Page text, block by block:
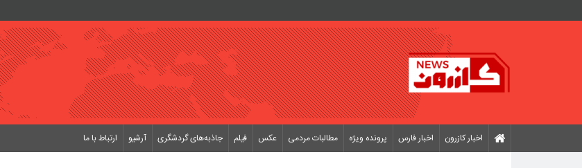
اخبار کازرون اخبار فارس پرونده ویژه مطالبات مردمی عکس فیلم جاذبه‌های گردشگری آرشیو ارتباط با ما